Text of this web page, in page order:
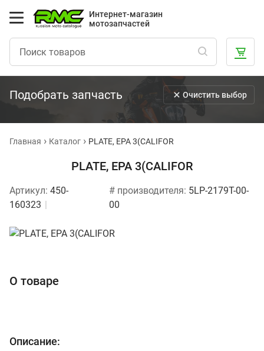
Интернет-магазин
мотозапчастей
Подобрать запчасть Очистить выбор
Главная Каталог PLATE, EPA 3(CALIFOR
PLATE, EPA 3(CALIFOR
Артикул: 450-
160323
# производителя: 5LP-2179T-00-
00
О товаре
Описание: